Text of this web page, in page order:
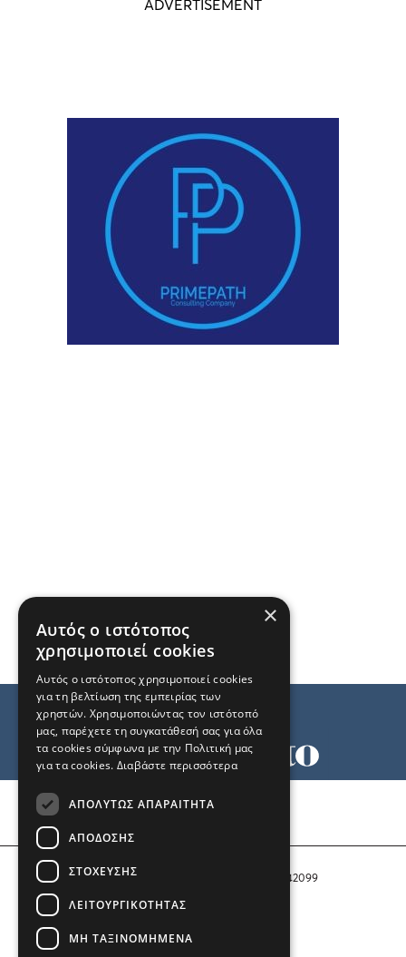
Αριθμός Πιστοποίησης Μ.Η.Τ. 242099
COPYRIGHT © 2026 Το Μανιφέστο
×
Αυτός ο ιστότοπος
χρησιμοποιεί cookies
Αυτός ο ιστότοπος χρησιμοποιεί cookies
για τη βελτίωση της εμπειρίας των
χρηστών. Χρησιμοποιώντας τον ιστότοπό
μας, παρέχετε τη συγκατάθεσή σας για όλα
τα cookies σύμφωνα με την Πολιτική μας
για τα cookies. Διαβάστε περισσότερα
ΑΠΟΛΎΤΩΣ ΑΠΑΡΑΊΤΗΤΑ
ΑΠΌΔΟΣΗΣ
ΣΤΌΧΕΥΣΗΣ
ΛΕΙΤΟΥΡΓΙΚΌΤΗΤΑΣ
ΜΗ ΤΑΞΙΝΟΜΗΜΈΝΑ